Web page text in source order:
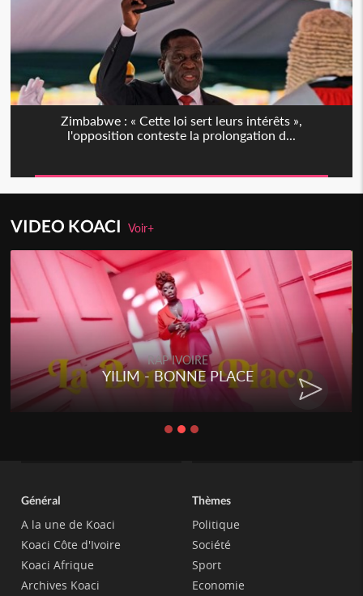
Zimbabwe : « Cette loi sert leurs intérêts »,
l'opposition conteste la prolongation d...
VIDEO KOACIVoir+
RAP IVOIRE
YILIM - BONNE PLACE
Général
A la une de Koaci
Koaci Côte d'Ivoire
Koaci Afrique
Archives Koaci
Thèmes
Politique
Société
Sport
Economie